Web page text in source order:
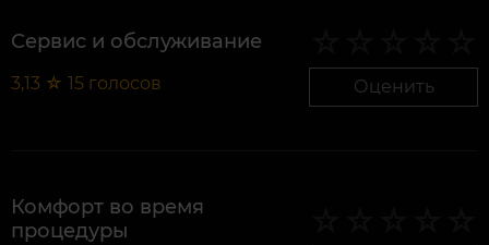
Сервис и обслуживание
3,13 ☆ 15 голосов Оценить
Комфорт во время
процедуры